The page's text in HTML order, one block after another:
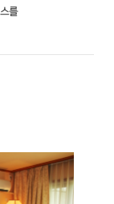
를